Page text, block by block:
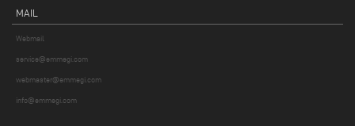
MAIL
Webmail
service@emmegi.com
webmaster@emmegi.com
info@emmegi.com